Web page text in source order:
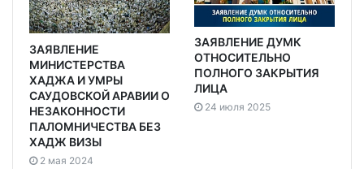
ЗАЯВЛЕНИЕ
МИНИСТЕРСТВА
ХАДЖА И УМРЫ
САУДОВСКОЙ АРАВИИ О
НЕЗАКОННОСТИ
ПАЛОМНИЧЕСТВА БЕЗ
ХАДЖ ВИЗЫ
2 мая 2024
ЗАЯВЛЕНИЕ ДУМК
ОТНОСИТЕЛЬНО
ПОЛНОГО ЗАКРЫТИЯ
ЛИЦА
24 июля 2025